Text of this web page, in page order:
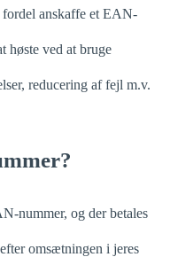
anskaffe et EAN-
høste ved at bruge
reducering af fejl m.v.
nummer, og der betales
omsætningen i jeres